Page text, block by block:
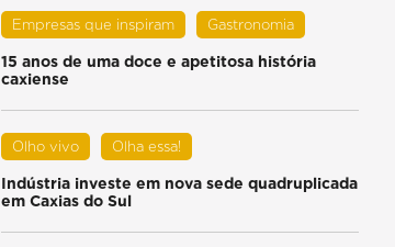
Empresas que inspiram Gastronomia
15 anos de uma doce e apetitosa história
caxiense
Olho vivo Olha essa!
Indústria investe em nova sede quadruplicada
em Caxias do Sul